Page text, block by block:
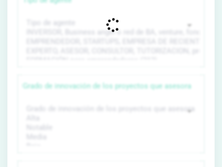
Grado de innovación de los proyectos que asesora